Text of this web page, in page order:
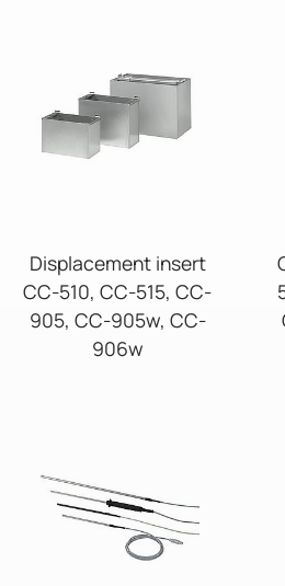
Displacement insert
CC-510, CC-515, CC-
905, CC-905w, CC-
906w